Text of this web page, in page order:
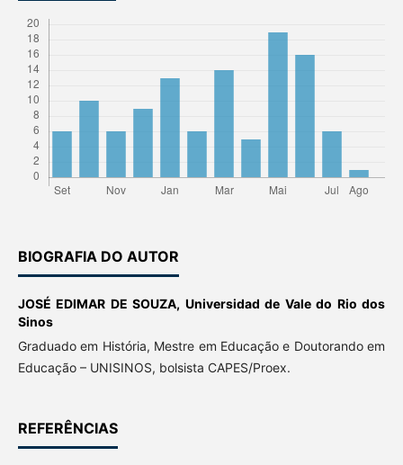
BIOGRAFIA DO AUTOR
JOSÉ EDIMAR DE SOUZA, Universidad de Vale do Rio dos
Sinos
Graduado em História, Mestre em Educação e Doutorando em
Educação – UNISINOS, bolsista CAPES/Proex.
REFERÊNCIAS